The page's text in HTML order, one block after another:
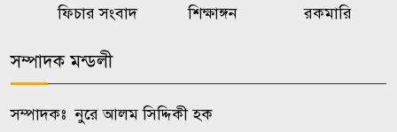
বাঁশখালীতে প্রধানমন্ত্রী, সমুদ্রপাড়ে
পরিদর্শন করলেন প্রধানমন্ত্রী
৯
ফিচার সংবাদ
শিক্ষাঙ্গন রকমারি
সম্পাদক মন্ডলী
সম্পাদকঃ নুরে আলম সিদ্দিকী হক